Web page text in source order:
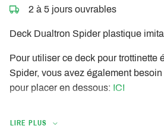
2 à 5 jours ouvrables
Deck Dualtron Spider plastique
Pour utiliser ce deck pour trottinette
Spider, vous avez également
pour placer en dessous: ICI
LIRE PLUS